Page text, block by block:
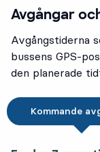
Avgångar
Avgångstiderna
bussens GPS-
den planerade
Kommande